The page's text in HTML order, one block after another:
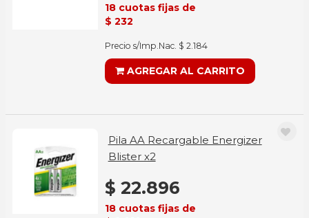
18 cuotas fijas de
$ 232
Precio s/Imp.Nac. $ 2.184
AGREGAR AL CARRITO
Pila AA Recargable Energizer
Blister x2
$ 22.896
18 cuotas fijas de